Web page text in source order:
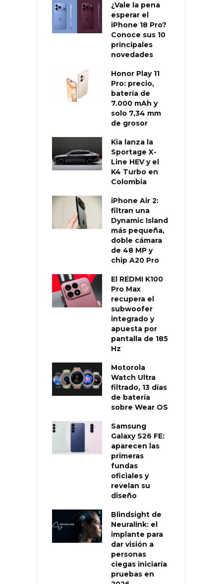
¿Vale la pena
esperar el
iPhone 18 Pro?
Conoce sus 10
principales
novedades
Honor Play 11
Pro: precio,
batería de
7.000 mAh y
solo 7,34 mm
de grosor
Kia lanza la
Sportage X-
Line HEV y el
K4 Turbo en
Colombia
iPhone Air 2:
filtran una
Dynamic Island
más pequeña,
doble cámara
de 48 MP y
chip A20 Pro
El REDMI K100
Pro Max
recupera el
subwoofer
integrado y
apuesta por
pantalla de 185
Hz
Motorola
Watch Ultra
filtrado, 13 días
de batería
sobre Wear OS
Samsung
Galaxy S26 FE:
aparecen las
primeras
fundas
oficiales y
revelan su
diseño
Blindsight de
Neuralink: el
implante para
dar visión a
personas
ciegas iniciaría
pruebas en